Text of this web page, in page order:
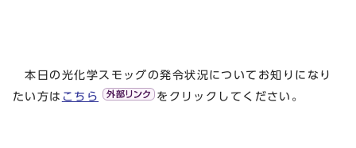
本日の光化学スモッグの発令状況についてお知りになり
たい方は こちら をクリックしてください。